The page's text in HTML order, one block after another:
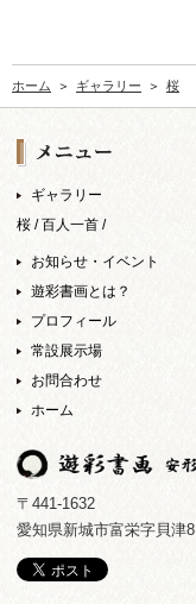
ホーム ギャラリー 桜
ギャラリー
桜
百人一首
お知らせ・イベント
遊彩書画とは？
プロフィール
常設展示場
お問合わせ
ホーム
〒441-1632
愛知県新城市富栄字貝津8